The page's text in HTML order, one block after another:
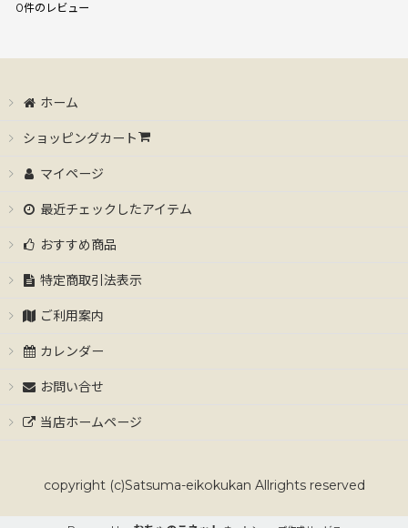
0件のレビュー
ホーム
ショッピングカート
マイページ
最近チェックしたアイテム
おすすめ商品
特定商取引法表示
ご利用案内
カレンダー
お問い合せ
当店ホームページ
copyright (c)Satsuma-eikokukan Allrights reserved